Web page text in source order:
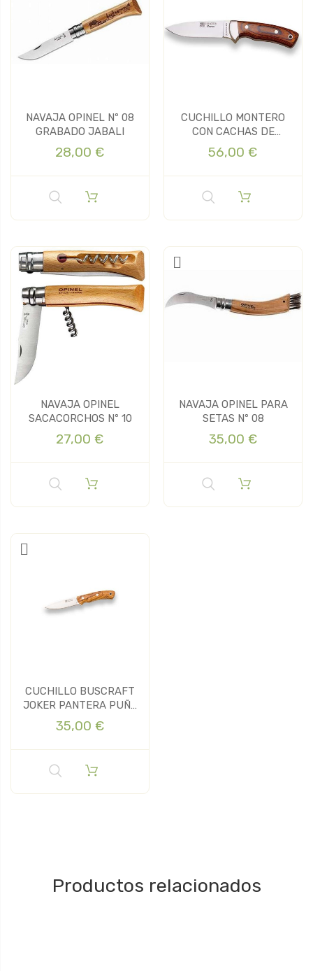
NAVAJA OPINEL Nº 08
GRABADO JABALI
28,00 €
CUCHILLO MONTERO
CON CACHAS DE
MADERA ROJA...
56,00 €
NAVAJA OPINEL
SACACORCHOS Nº 10
27,00 €
NAVAJA OPINEL PARA
SETAS Nº 08
35,00 €
CUCHILLO BUSCRAFT
JOKER PANTERA PUÑO
OLIVO H.9,8CM
35,00 €
Productos relacionados